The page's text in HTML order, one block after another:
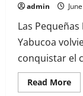
admin
Las
Yabucoa
conquistar el
Read More